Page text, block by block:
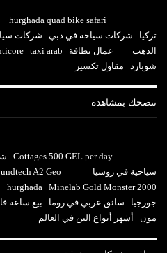
hurghada quad bike safari
تركيا
شركات سياحة في دبي شركات
الذهب
عمال نظافة taxi arab
شوبارد
مقاول تكسير
ننصحك بمشاهدة
Cottages 500 GEL per day
سياحية في روسيا
A2 Geo
hurghada Minelab Gold Monster 2000
جورجيا
سائق عربي في روما بيع ساعة
مون
أشهر أنواع البن في العالم